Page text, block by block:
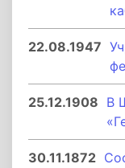
22.08.1947
25.12.1908 В
30.11.1872